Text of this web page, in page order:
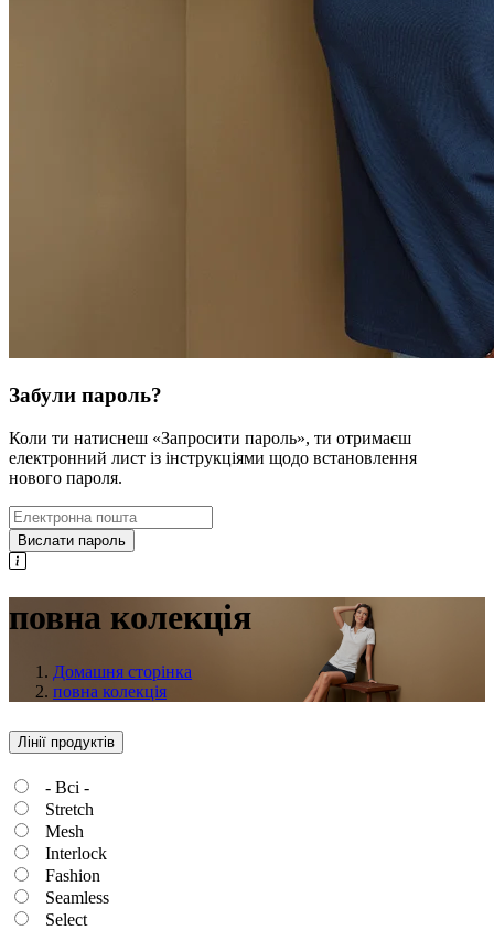
Забули пароль?
Коли ти натиснеш «Запросити пароль», ти отримаєш
електронний лист із інструкціями щодо встановлення
нового пароля.
Вислати пароль
повна колекція
Домашня сторінка
повна колекція
Лінії продуктів
- Всі -
Stretch
Mesh
Interlock
Fashion
Seamless
Select